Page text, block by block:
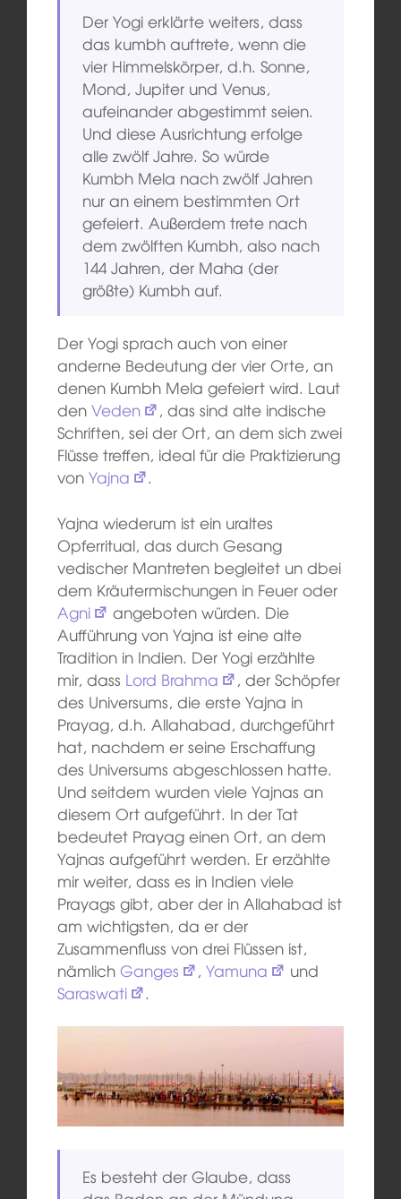
Der Yogi erklärte weiters, dass
das kumbh auftrete, wenn die
vier Himmelskörper, d.h. Sonne,
Mond, Jupiter und Venus,
aufeinander abgestimmt seien.
Und diese Ausrichtung erfolge
alle zwölf Jahre. So würde
Kumbh Mela nach zwölf Jahren
nur an einem bestimmten Ort
gefeiert. Außerdem trete nach
dem zwölften Kumbh, also nach
144 Jahren, der Maha (der
größte) Kumbh auf.
Der Yogi sprach auch von einer
anderne Bedeutung der vier Orte, an
denen Kumbh Mela gefeiert wird. Laut
den Veden
, das sind alte indische
Schriften, sei der Ort, an dem sich zwei
Flüsse treffen, ideal für die Praktizierung
von Yajna .
Yajna wiederum ist ein uraltes
Opferritual, das durch Gesang
vedischer Mantreten begleitet un dbei
dem Kräutermischungen in Feuer oder
Agni
angeboten würden. Die
Aufführung von Yajna ist eine alte
Tradition in Indien. Der Yogi erzählte
mir, dass Lord Brahma
, der Schöpfer
des Universums, die erste Yajna in
Prayag, d.h. Allahabad, durchgeführt
hat, nachdem er seine Erschaffung
des Universums abgeschlossen hatte.
Und seitdem wurden viele Yajnas an
diesem Ort aufgeführt. In der Tat
bedeutet Prayag einen Ort, an dem
Yajnas aufgeführt werden. Er erzählte
mir weiter, dass es in Indien viele
Prayags gibt, aber der in Allahabad ist
am wichtigsten, da er der
Zusammenfluss von drei Flüssen ist,
nämlich Ganges , Yamuna
und
Saraswati
.
Es besteht der Glaube, dass